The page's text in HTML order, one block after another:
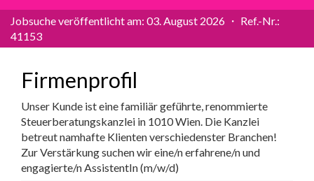
Jobsuche veröffentlicht am: 03. August 2026 ・ Ref.-Nr.:
41153
Firmenprofil
Unser Kunde ist eine familiär geführte, renommierte
Steuerberatungskanzlei in 1010 Wien. Die Kanzlei
betreut namhafte Klienten verschiedenster Branchen!
Zur Verstärkung suchen wir eine/n erfahrene/n und
engagierte/n AssistentIn (m/w/d)